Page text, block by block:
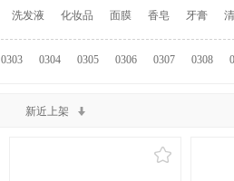
洗发液 化妆品 面膜 香皂 牙膏
0303 0304 0305 0306 0307 0308
新近上架